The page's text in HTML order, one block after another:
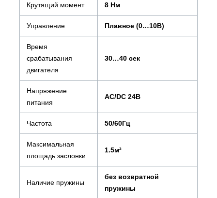
Крутящий момент 8 Нм
Управление Плавное (0…10В)
Время
срабатывания
двигателя
30…40 сек
Напряжение
питания
AC/DC 24В
Частота 50/60Гц
Максимальная
площадь заслонки
1.5м²
Наличие пружины
без возвратной
пружины